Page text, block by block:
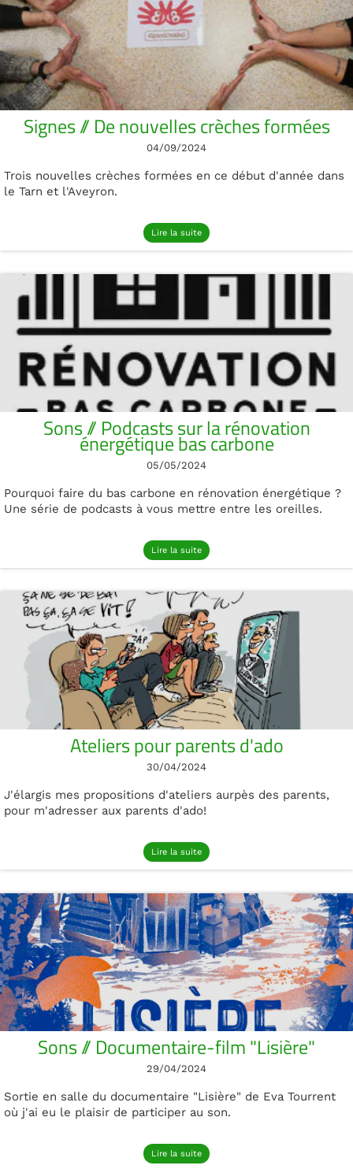
Signes // De nouvelles crèches formées
04/09/2024
Trois nouvelles crèches formées en ce début d'année dans
le Tarn et l'Aveyron.
Lire la suite
Sons // Podcasts sur la rénovation
énergétique bas carbone
05/05/2024
Pourquoi faire du bas carbone en rénovation énergétique ?
Une série de podcasts à vous mettre entre les oreilles.
Lire la suite
Ateliers pour parents d'ado
30/04/2024
J'élargis mes propositions d'ateliers aurpès des parents,
pour m'adresser aux parents d'ado!
Lire la suite
Sons // Documentaire-film "Lisière"
29/04/2024
Sortie en salle du documentaire "Lisière" de Eva Tourrent
où j'ai eu le plaisir de participer au son.
Lire la suite